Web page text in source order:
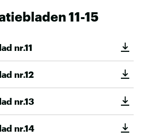
11-15
nr.11
nr.12
nr.13
nr.14